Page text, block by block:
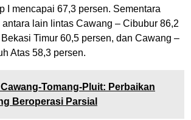
I mencapai 67,3 persen. Sementara
antara lain lintas Cawang – Cibubur 86,2
Timur 60,5 persen, dan Cawang –
Atas 58,3 persen.
Tomang-Pluit: Perbaikan
Beroperasi Parsial